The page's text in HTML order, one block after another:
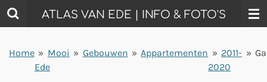
Ga
direct
de
hoofdinhoud
ATLAS VAN EDE | INFO & FOTO'S
Home » Mooi
Ede
» Gebouwen » Appartementen » 2011-
2020
»